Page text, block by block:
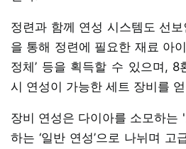
정련과 함께 연성 시스템도 선
을 통해 정련에 필요한 재료 아이
정체’ 등을 획득할 수 있으며,
시 연성이 가능한 세트 장비를
장비 연성은 다이아를 소모하는
하는 ‘일반 연성’으로 나뉘며 고